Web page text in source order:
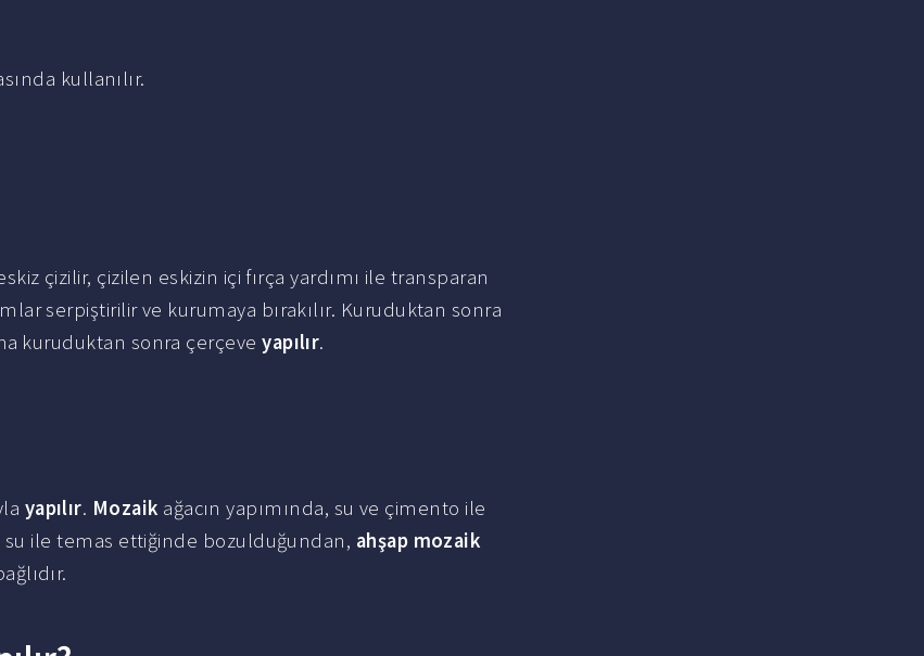
kullanılır.
çizilir, çizilen eskizin içi fırça yardımı ile transparan
serpiştirilir ve kurumaya bırakılır. Kuruduktan sonra
kuruduktan sonra çerçeveyapılır.
yapılır. Mozaik ağacın yapımında, su ve çimento ile
su ile temas ettiğinde bozulduğundan, ahşap mozaik